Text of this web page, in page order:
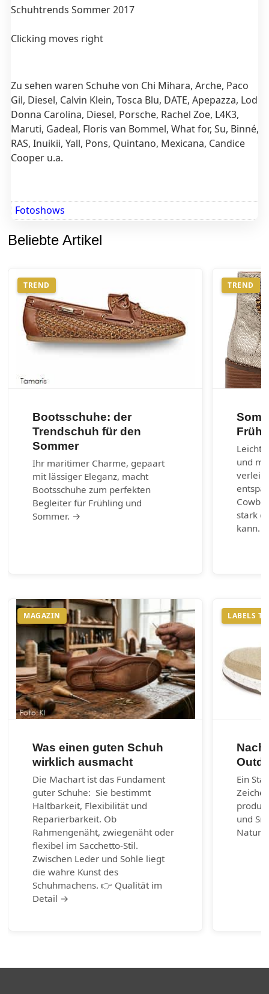
Schuhtrends Sommer 2017
Clicking moves right
Zu sehen waren Schuhe von Chi Mihara, Arche, Paco
Gil, Diesel, Calvin Klein, Tosca Blu, DATE, Apepazza, Lodi,
Donna Carolina, Diesel, Porsche, Rachel Zoe, L4K3,
Maruti, Gadeal, Floris van Bommel, What for, Su, Binné,
RAS, Inuikii, Yall, Pons, Quintano, Mexicana, Candice
Cooper u.a.
Fotoshows
Beliebte Artikel
TREND
Bootsschuhe: der
Trendschuh für den
Sommer
Ihr maritimer Charme, gepaart
mit lässiger Eleganz, macht
Bootsschuhe zum perfekten
Begleiter für Frühling und
Sommer. →
TREND
und
stark
kann.
MAGAZIN
Was einen guten Schuh
wirklich ausmacht
Die Machart ist das Fundament
guter Schuhe: Sie bestimmt
Haltbarkeit, Flexibilität und
Reparierbarkeit. Ob
Rahmengenäht, zwiegenäht oder
flexibel im Sacchetto-Stil.
Zwischen Leder und Sohle liegt
die wahre Kunst des
Schuhmachens. 👉 Qualität im
Detail →
LABELS
Ein
und